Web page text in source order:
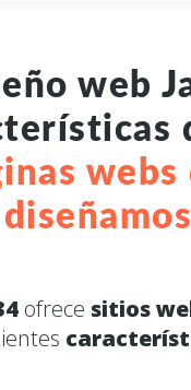
web
webs
diseñamos
ofrece sitios